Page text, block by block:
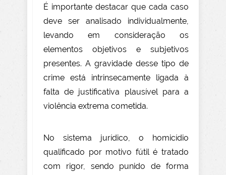
É importante destacar que cada caso
deve ser analisado individualmente,
levando em consideração os
elementos objetivos e subjetivos
presentes. A gravidade desse tipo de
crime está intrinsecamente ligada à
falta de justificativa plausível para a
violência extrema cometida.
No sistema jurídico, o homicídio
qualificado por motivo fútil é tratado
com rigor, sendo punido de forma